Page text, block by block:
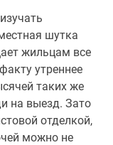
шутка
жильцам все
утреннее
таких же
на выезд. Зато
отделкой,
можно не